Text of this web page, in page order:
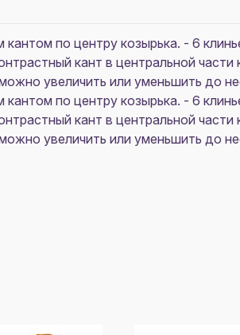
кантом по центру козырька. - 6
кант в центральной
увеличить или уменьшить до
кантом по центру козырька. - 6
кант в центральной
увеличить или уменьшить до